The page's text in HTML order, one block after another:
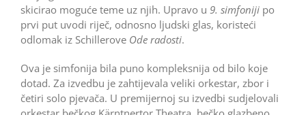
skicirao moguće teme uz njih. Upravo u 9. simfoniji po
prvi put uvodi riječ, odnosno ljudski glas, koristeći
odlomak iz Schillerove Ode radosti.
Ova je simfonija bila puno kompleksnija od bilo koje
dotad. Za izvedbu je zahtijevala veliki orkestar, zbor i
četiri solo pjevača. U premijernoj su izvedbi sudjelovali